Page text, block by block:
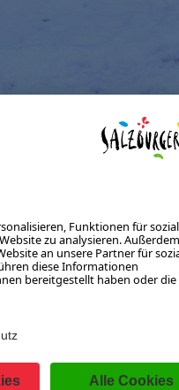
sich nach ca. 1
im Sommer als